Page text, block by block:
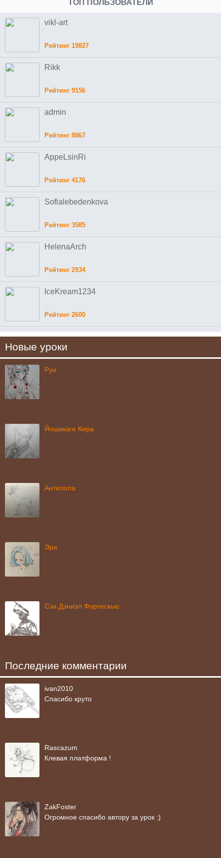
ТОП ПОЛЬЗОВАТЕЛИ
vikl-art
Рейтинг 19827
Rikk
Рейтинг 9156
admin
Рейтинг 8867
AppeLsinRi
Рейтинг 4176
Sofialebedenkova
Рейтинг 3585
HelenaArch
Рейтинг 2934
IceKream1234
Рейтинг 2600
Новые уроки
Руи
Йошикаге Кира
Антилопа
Эри
Сэа Дэниэл Фортескью
Последние комментарии
ivan2010
Спасибо круто
Rascazum
Клевая платформа !
ZakFoster
Огромное спасибо автору за урок :)